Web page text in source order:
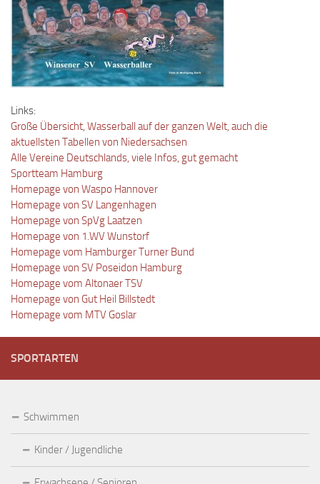
Links:
Große Übersicht, Wasserball auf der ganzen Welt, auch die
aktuellsten Tabellen von Niedersachsen
Alle Vereine Deutschlands, viele Infos, gut gemacht
Sportteam Hamburg
Homepage von Waspo Hannover
Homepage von SV Langenhagen
Homepage von SpVg Laatzen
Homepage von 1.WV Wunstorf
Homepage vom Hamburger Turner Bund
Homepage von SV Poseidon Hamburg
Homepage vom Altonaer TSV
Homepage von Gut Heil Billstedt
Homepage vom MTV Goslar
SPORTARTEN
Schwimmen
Kinder / Jugendliche